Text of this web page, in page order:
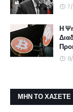
Η
ΜΗΝ ΤΟ ΧΑΣΕΤΕ